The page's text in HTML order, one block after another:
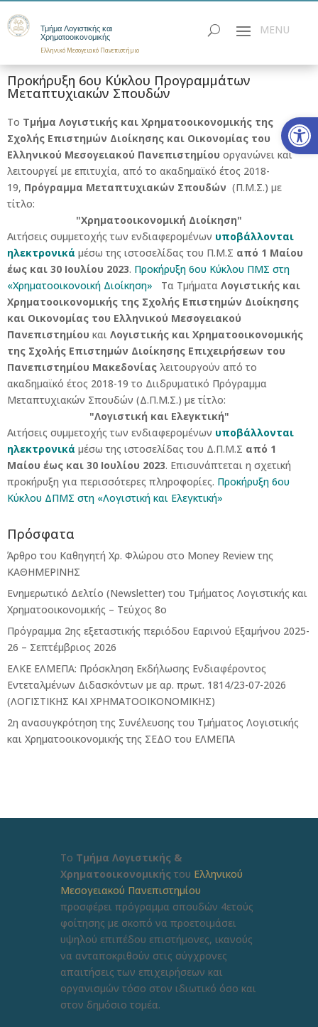
Τμήμα Λογιστικής και
Χρηματοοικονομικής
Ελληνικό Μεσογειακό Πανεπιστήμιο
Προκήρυξη 6ου Κύκλου Προγραμμάτων
Μεταπτυχιακών Σπουδών
Το Τμήμα Λογιστικής και Χρηματοοικονομικής της
Σχολής Επιστημών Διοίκησης και Οικονομίας του
Ελληνικού Μεσογειακού Πανεπιστημίου οργανώνει και
λειτουργεί με επιτυχία, από το ακαδημαϊκό έτος 2018-
19, Πρόγραμμα Μεταπτυχιακών Σπουδών (Π.Μ.Σ.) με
τίτλο:
"Χρηματοοικονομική Διοίκηση"
Αιτήσεις συμμετοχής των ενδιαφερομένων υποβάλλονται
ηλεκτρονικά μέσω της ιστοσελίδας του Π.Μ.Σ από 1 Μαίου
έως και 30 Ιουλίου 2023. Προκήρυξη 6ου Κύκλου ΠΜΣ στη
«Χρηματοοικονοική Διοίκηση» Τα Τμήματα Λογιστικής και
Χρηματοοικονομικής της Σχολής Επιστημών Διοίκησης
και Οικονομίας του Ελληνικού Μεσογειακού
Πανεπιστημίου και Λογιστικής και Χρηματοοικονομικής
της Σχολής Επιστημών Διοίκησης Επιχειρήσεων του
Πανεπιστημίου Μακεδονίας λειτουργούν από το
ακαδημαϊκό έτος 2018-19 το Διιδρυματικό Πρόγραμμα
Μεταπτυχιακών Σπουδών (Δ.Π.Μ.Σ.) με τίτλο:
"Λογιστική και Ελεγκτική"
Αιτήσεις συμμετοχής των ενδιαφερομένων υποβάλλονται
ηλεκτρονικά μέσω της ιστοσελίδας του Δ.Π.Μ.Σ από 1
Μαίου έως και 30 Ιουλίου 2023. Επισυνάπτεται η σχετική
προκήρυξη για περισσότερες πληροφορίες. Προκήρυξη 6ου
Κύκλου ΔΠΜΣ στη «Λογιστική και Ελεγκτική»
Πρόσφατα
Άρθρο του Καθηγητή Χρ. Φλώρου στο Money Review της
ΚΑΘΗΜΕΡΙΝΗΣ
Ενημερωτικό Δελτίο (Newsletter) του Τμήματος Λογιστικής και
Χρηματοοικονομικής – Τεύχος 8ο
Πρόγραμμα 2ης εξεταστικής περιόδου Eαρινού Eξαμήνου 2025-
26 – Σεπτέμβριος 2026
ΕΛΚΕ ΕΛΜΕΠΑ: Πρόσκληση Εκδήλωσης Ενδιαφέροντος
Εντεταλμένων Διδασκόντων με αρ. πρωτ. 1814/23-07-2026
(ΛΟΓΙΣΤΙΚΗΣ ΚΑΙ ΧΡΗΜΑΤΟΟΙΚΟΝΟΜΙΚΗΣ)
2η ανασυγκρότηση της Συνέλευσης του Τμήματος Λογιστικής
και Χρηματοοικονομικής της ΣΕΔΟ του ΕΛΜΕΠΑ
Το Τμήμα Λογιστικής &
Χρηματοοικονομικής του Ελληνικού
Μεσογειακού Πανεπιστημίου
προσφέρει πρόγραμμα σπουδών 4ετούς
φοίτησης με σκοπό να προετοιμάσει
υψηλού επιπέδου επιστήμονες, ικανούς
να ανταποκριθούν στις σύγχρονες
απαιτήσεις των επιχειρήσεων και
οργανισμών τόσο στον ιδιωτικό όσο και
στον δημόσιο τομέα.